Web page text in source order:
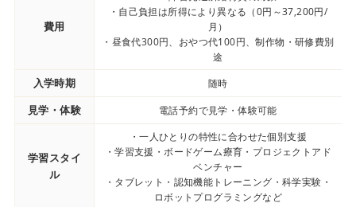
費用
・自己負担は所得により異なる（0円～37,200円/
月）
・昼食代300円、おやつ代100円、制作物・研修費別
途
入学時期 随時
見学・体験 電話予約で見学・体験可能
学習スタイ
ル
・一人ひとりの特性に合わせた個別支援
・学習支援・ボードゲーム療育・プロジェクトアド
ベンチャー
・タブレット・認知機能トレーニング・科学実験・
ロボットプログラミングなど